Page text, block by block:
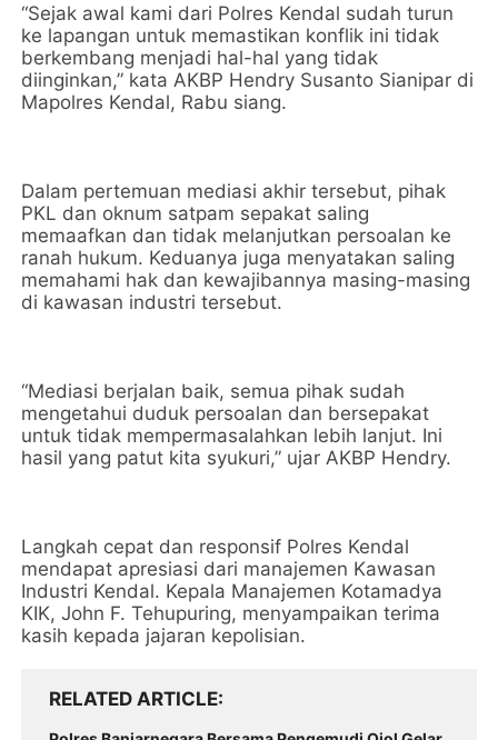
“Sejak awal kami dari Polres Kendal sudah turun
ke lapangan untuk memastikan konflik ini tidak
berkembang menjadi hal-hal yang tidak
diinginkan,” kata AKBP Hendry Susanto Sianipar di
Mapolres Kendal, Rabu siang.
Dalam pertemuan mediasi akhir tersebut, pihak
PKL dan oknum satpam sepakat saling
memaafkan dan tidak melanjutkan persoalan ke
ranah hukum. Keduanya juga menyatakan saling
memahami hak dan kewajibannya masing-masing
di kawasan industri tersebut.
“Mediasi berjalan baik, semua pihak sudah
mengetahui duduk persoalan dan bersepakat
untuk tidak mempermasalahkan lebih lanjut. Ini
hasil yang patut kita syukuri,” ujar AKBP Hendry.
Langkah cepat dan responsif Polres Kendal
mendapat apresiasi dari manajemen Kawasan
Industri Kendal. Kepala Manajemen Kotamadya
KIK, John F. Tehupuring, menyampaikan terima
kasih kepada jajaran kepolisian.
RELATED ARTICLE